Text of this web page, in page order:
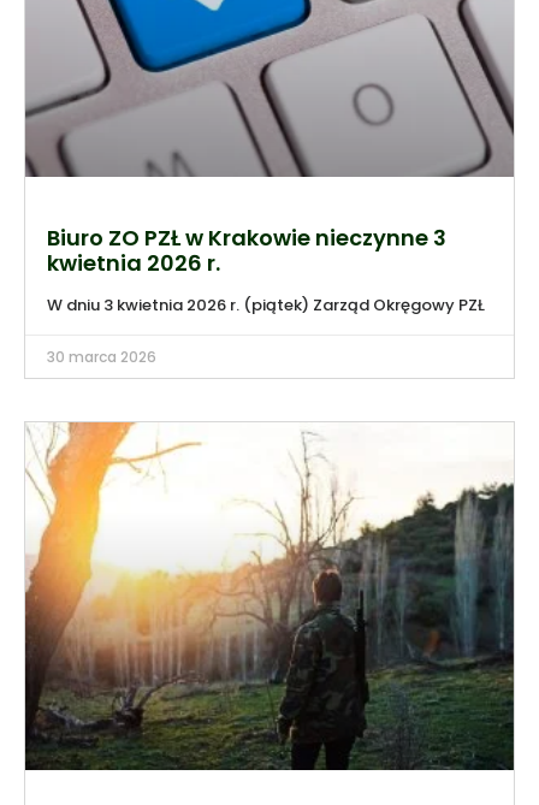
Biuro ZO PZŁ w Krakowie nieczynne 3
kwietnia 2026 r.
W dniu 3 kwietnia 2026 r. (piątek) Zarząd Okręgowy PZŁ
30 marca 2026